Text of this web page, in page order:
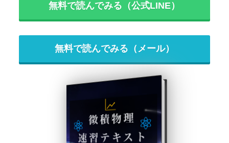
無料で読んでみる（公式LINE）
無料で読んでみる（メール）